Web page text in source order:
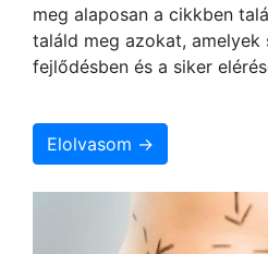
meg alaposan a cikkben
találd meg azokat, amelyek
fejlődésben és a siker
Elolvasom →